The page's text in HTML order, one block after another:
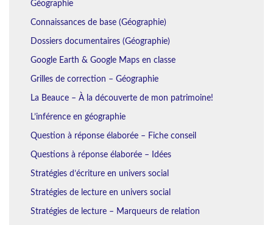
Géographie
Connaissances de base (Géographie)
Dossiers documentaires (Géographie)
Google Earth & Google Maps en classe
Grilles de correction – Géographie
La Beauce – À la découverte de mon patrimoine!
L’inférence en géographie
Question à réponse élaborée – Fiche conseil
Questions à réponse élaborée – Idées
Stratégies d’écriture en univers social
Stratégies de lecture en univers social
Stratégies de lecture – Marqueurs de relation